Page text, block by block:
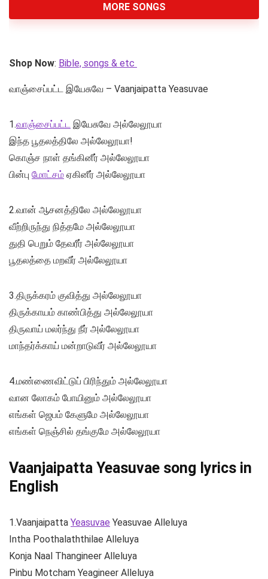
MORE SONGS
Shop Now: Bible, songs & etc
வாஞ்சைப்பட்ட இயேசுவே – Vaanjaipatta Yeasuvae
1.வாஞ்சைப்பட்ட இயேசுவே அல்லேலூயா
இந்த பூதலத்திலே அல்லேலூயா!
கொஞ்ச நாள் தங்கினீர் அல்லேலூயா
பின்பு மோட்சம் ஏகினீர் அல்லேலூயா
2.வான் ஆசனத்திலே அல்லேலூயா
வீற்றிருந்து நித்தமே அல்லேலூயா
துதி பெறும் தேவரீர் அல்லேலூயா
பூதலத்தை மறவீர் அல்லேலூயா
3.திருக்கரம் குவித்து அல்லேலூயா
திருக்காயம் காண்பித்து அல்லேலூயா
திருவாய் மலர்ந்து நீர் அல்லேலூயா
மாந்தர்க்காய் மன்றாடுவீர் அல்லேலூயா
4.மண்ணைவிட்டுப் பிரிந்தும் அல்லேலூயா
வான லோகம் போயினும் அல்லேலூயா
எங்கள் ஜெபம் கேளுமே அல்லேலூயா
எங்கள் நெஞ்சில் தங்குமே அல்லேலூயா
Vaanjaipatta Yeasuvae song lyrics in
English
1.Vaanjaipatta Yeasuvae Yeasuvae Alleluya
Intha Poothalaththilae Alleluya
Konja Naal Thangineer Alleluya
Pinbu Motcham Yeagineer Alleluya